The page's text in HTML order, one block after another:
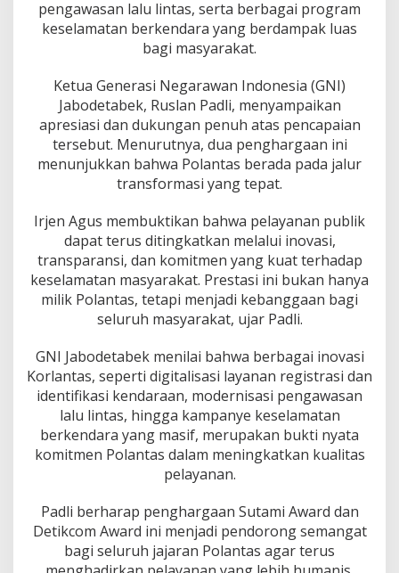
k
a
n
P
l
i
s
i
d
a
n
c
i
n
t
i
m
s
y
r
a
k
a
t
pengawasan lalu lintas, serta berbagai program
keselamatan berkendara yang berdampak luas
bagi masyarakat.
Ketua Generasi Negarawan Indonesia (GNI)
Jabodetabek, Ruslan Padli, menyampaikan
apresiasi dan dukungan penuh atas pencapaian
tersebut. Menurutnya, dua penghargaan ini
menunjukkan bahwa Polantas berada pada jalur
transformasi yang tepat.
Irjen Agus membuktikan bahwa pelayanan publik
dapat terus ditingkatkan melalui inovasi,
transparansi, dan komitmen yang kuat terhadap
keselamatan masyarakat. Prestasi ini bukan hanya
milik Polantas, tetapi menjadi kebanggaan bagi
seluruh masyarakat, ujar Padli.
GNI Jabodetabek menilai bahwa berbagai inovasi
Korlantas, seperti digitalisasi layanan registrasi dan
identifikasi kendaraan, modernisasi pengawasan
lalu lintas, hingga kampanye keselamatan
berkendara yang masif, merupakan bukti nyata
komitmen Polantas dalam meningkatkan kualitas
pelayanan.
Padli berharap penghargaan Sutami Award dan
Detikcom Award ini menjadi pendorong semangat
bagi seluruh jajaran Polantas agar terus